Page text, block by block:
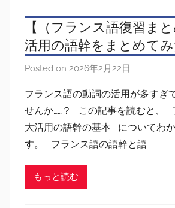
【（フランス語復習ま
活用の語幹をまとめてみ
Posted on 2026年2月22日
s
i
n
g
フランス語の動詞の活用が多すぎ
せんか……？ この記事を読むと、
大活用の語幹の基本 についてわ
す。 フランス語の語幹と語
もっと読む